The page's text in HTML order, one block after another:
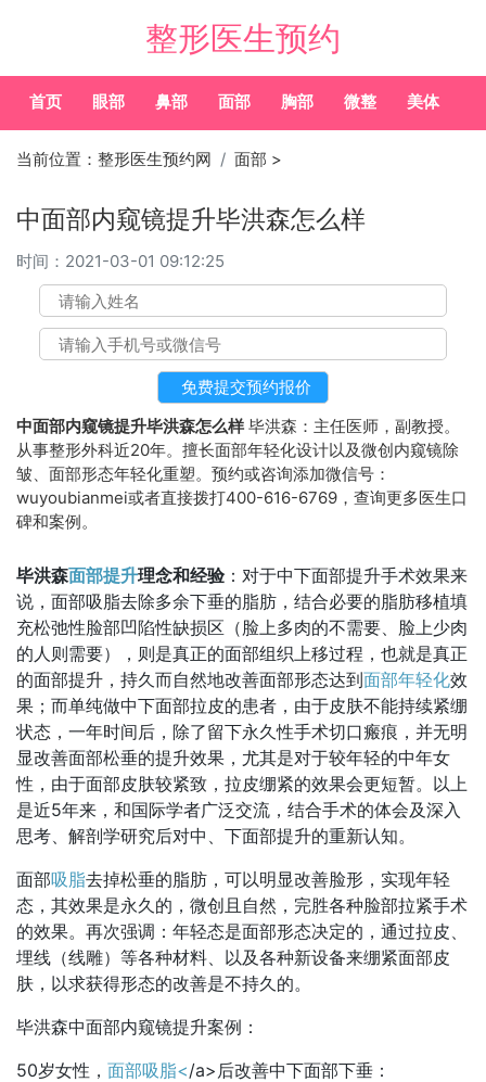
整形医生预约
首页 眼部 鼻部 面部 胸部 微整 美体
当前位置： 整形医生预约网 面部 >
中面部内窥镜提升毕洪森怎么样
时间： 2021-03-01 09:12:25
中面部内窥镜提升毕洪森怎么样 毕洪森：主任医师，副教授。
从事整形外科近20年。擅长面部年轻化设计以及微创内窥镜除
皱、面部形态年轻化重塑。预约或咨询添加微信号：
wuyoubianmei或者直接拨打400-616-6769，查询更多医生口
碑和案例。
毕洪森面部提升理念和经验：对于中下面部提升手术效果来
说，面部吸脂去除多余下垂的脂肪，结合必要的脂肪移植填
充松弛性脸部凹陷性缺损区（脸上多肉的不需要、脸上少肉
的人则需要），则是真正的面部组织上移过程，也就是真正
的面部提升，持久而自然地改善面部形态达到面部年轻化效
果；而单纯做中下面部拉皮的患者，由于皮肤不能持续紧绷
状态，一年时间后，除了留下永久性手术切口瘢痕，并无明
显改善面部松垂的提升效果，尤其是对于较年轻的中年女
性，由于面部皮肤较紧致，拉皮绷紧的效果会更短暂。以上
是近5年来，和国际学者广泛交流，结合手术的体会及深入
思考、解剖学研究后对中、下面部提升的重新认知。
面部吸脂去掉松垂的脂肪，可以明显改善脸形，实现年轻
态，其效果是永久的，微创且自然，完胜各种脸部拉紧手术
的效果。再次强调：年轻态是面部形态决定的，通过拉皮、
埋线（线雕）等各种材料、以及各种新设备来绷紧面部皮
肤，以求获得形态的改善是不持久的。
毕洪森中面部内窥镜提升案例：
50岁女性， 面部吸脂</a>后改善中下面部下垂：